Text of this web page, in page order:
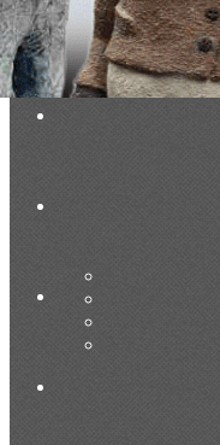
Ajoutez un logo, un
Cliquez pour éditer